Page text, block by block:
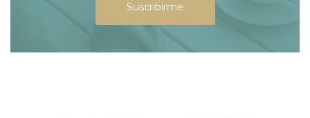
Suscribirme